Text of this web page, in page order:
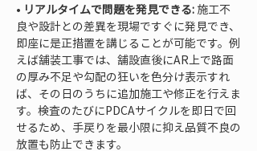
• リアルタイムで問題を発見できる: 施工不
良や設計との差異を現場ですぐに発見でき、
即座に是正措置を講じることが可能です。例
えば舗装工事では、舗設直後にAR上で路面
の厚み不足や勾配の狂いを色分け表示すれ
ば、その日のうちに追加施工や修正を行えま
す。検査のたびにPDCAサイクルを即日で回
せるため、手戻りを最小限に抑え品質不良の